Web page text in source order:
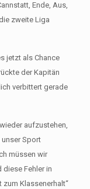
Ende, Aus,
zweite Liga
jetzt als Chance
der Kapitän
verbittert gerade
aufzustehen,
Sport
müssen wir
diese Fehler in
Klassenerhalt“